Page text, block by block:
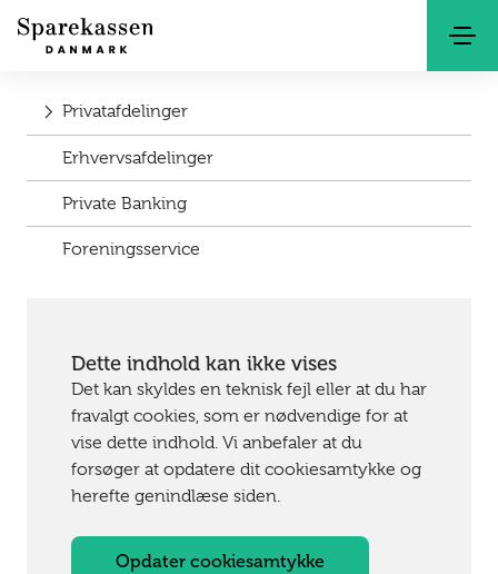
Privatafdelinger
Erhvervsafdelinger
Private Banking
Foreningsservice
Dette indhold kan ikke vises
Det kan skyldes en teknisk fejl eller at du har
fravalgt cookies, som er nødvendige for at
vise dette indhold. Vi anbefaler at du
forsøger at opdatere dit cookiesamtykke og
herefte genindlæse siden.
Opdater cookiesamtykke